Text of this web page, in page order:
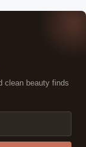
clean beauty finds